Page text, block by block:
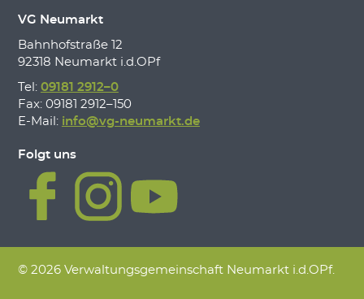
VG Neumarkt
Bahnhofstraße 12
92318 Neumarkt i.d.OPf
Tel: 09181 2912–0
Fax: 09181 2912–150
E-Mail: info@vg-neumarkt.de
Folgt uns
© 2026 Verwaltungsgemeinschaft Neumarkt i.d.OPf.